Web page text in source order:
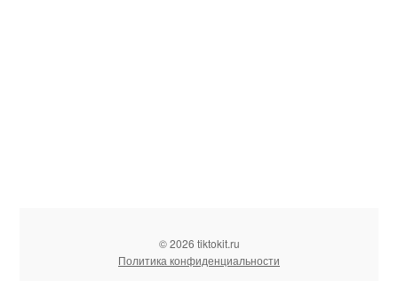
© 2026 tiktokit.ru
Политика конфиденциальности